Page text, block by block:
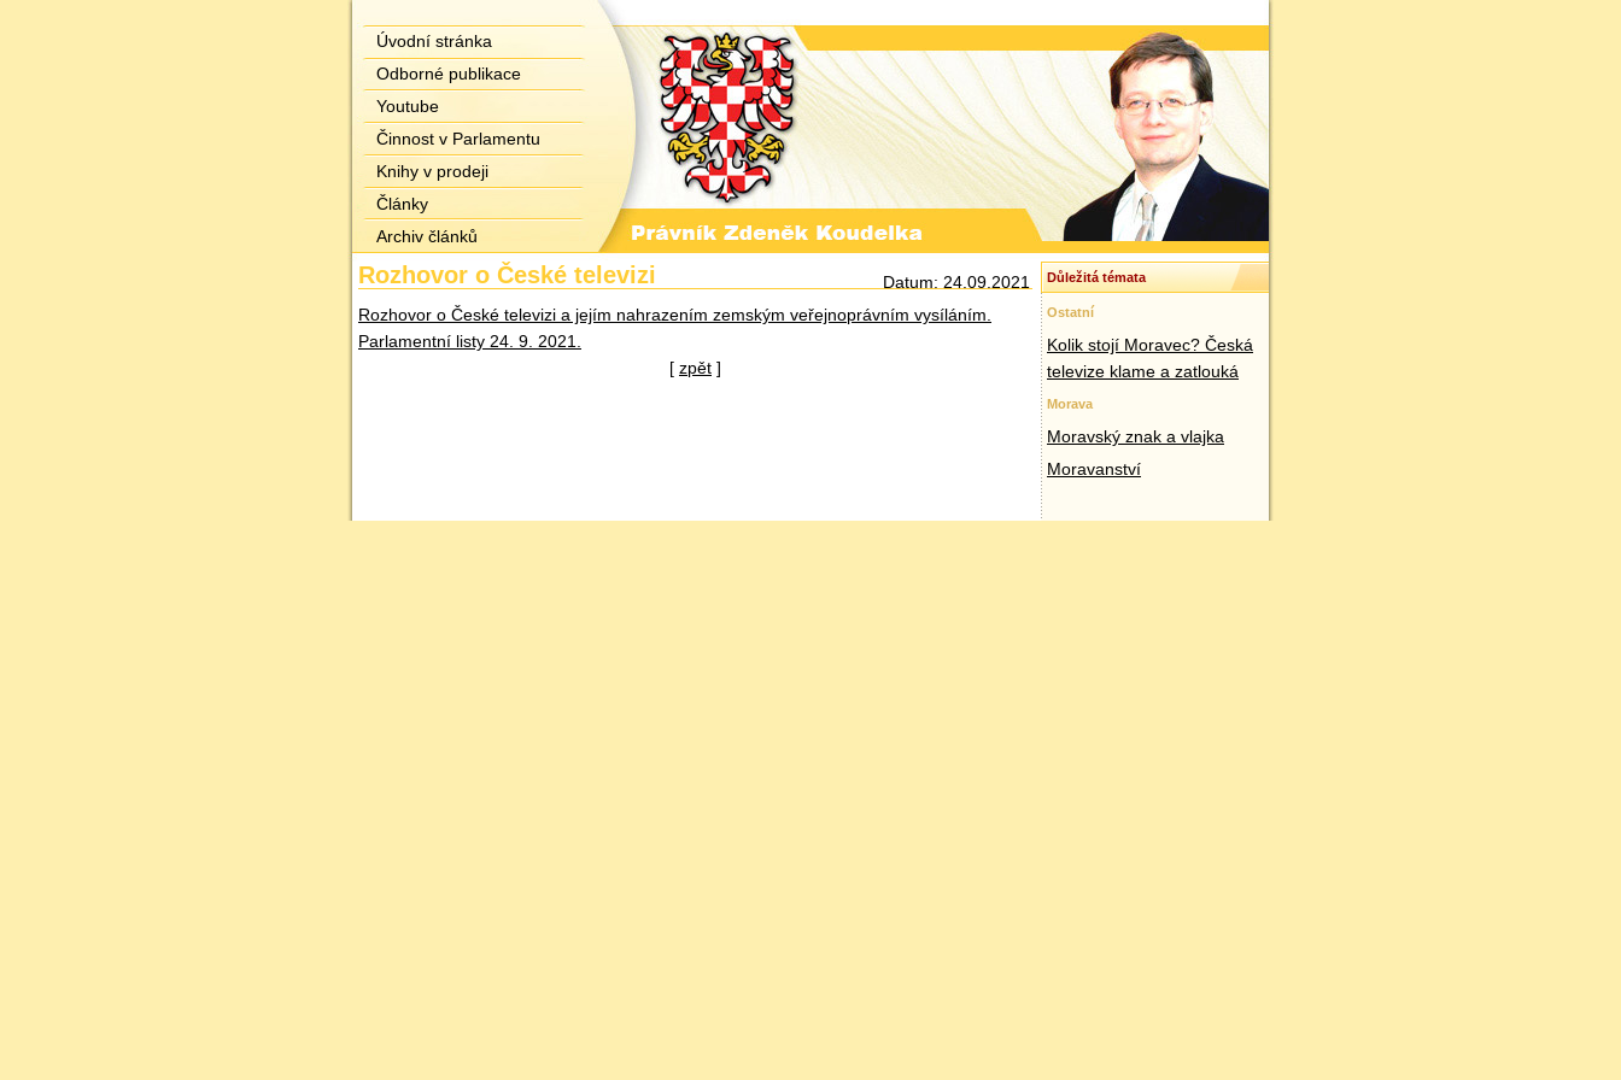
Úvodní stránka
Odborné publikace
Youtube
Činnost v Parlamentu
Knihy v prodeji
Články
Archiv článků
Důležitá témata
Ostatní
Kolik stojí Moravec? Česká
televize klame a zatlouká
Morava
Moravský znak a vlajka
Moravanství
Datum: 24.09.2021
Rozhovor o České televizi
Rozhovor o České televizi a jejím nahrazením zemským veřejnoprávním vysíláním.
Parlamentní listy 24. 9. 2021.
[ zpět ]